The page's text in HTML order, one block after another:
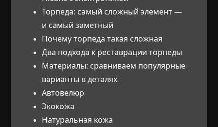
Торпеда: самый сложный элемент —
и самый заметный
Почему торпеда такая сложная
Два подхода к реставрации торпеды
Материалы: сравниваем популярные
варианты в деталях
Автовелюр
Экокожа
Натуральная кожа